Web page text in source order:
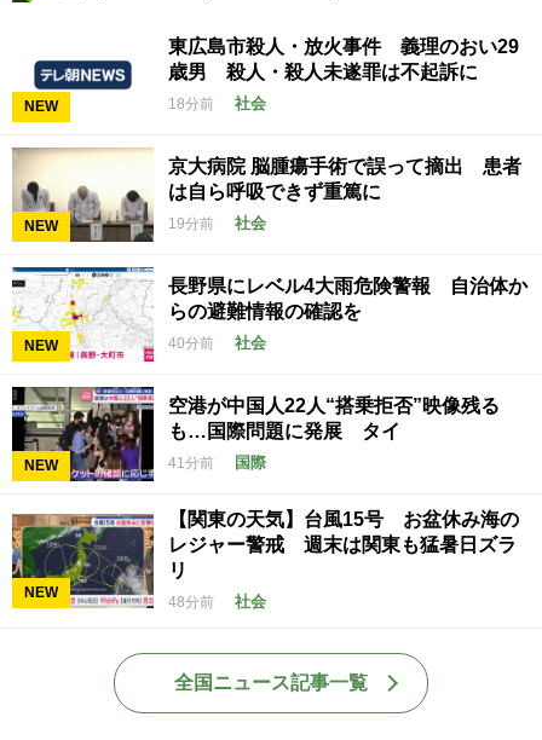
NEW
東広島市殺人・放火事件 義理のおい29
歳男 殺人・殺人未遂罪は不起訴に
18分前 社会
NEW
京大病院 脳腫瘍手術で誤って摘出 患者
は自ら呼吸できず重篤に
19分前 社会
NEW
長野県にレベル4大雨危険警報 自治体か
らの避難情報の確認を
40分前 社会
NEW
空港が中国人22人“搭乗拒否”映像残る
も…国際問題に発展 タイ
41分前 国際
NEW
【関東の天気】台風15号 お盆休み海の
レジャー警戒 週末は関東も猛暑日ズラ
リ
48分前 社会
全国ニュース記事一覧